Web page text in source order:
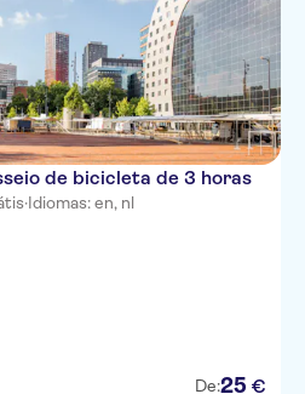
de bicicleta de 3 horas
·Idiomas: en, nl
De:25 €